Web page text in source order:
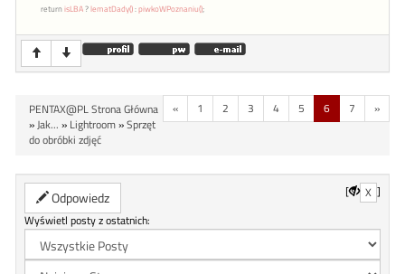
returnisLBA?lematDady():piwkoWPoznaniu();
« 1 2 3 4 5 6 7 »
PENTAX@PL Strona Główna
»Jak... » Lightroom»Sprzęt
do obróbki zdjęć
Odpowiedz [ X ]
Wyświetl posty z ostatnich: